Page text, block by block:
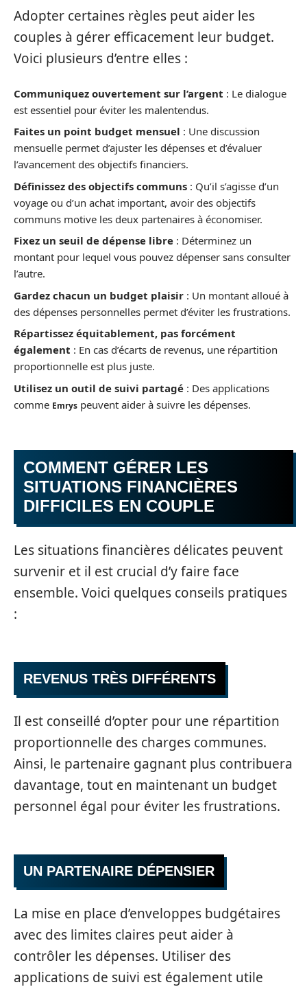
Adopter certaines règles peut aider les
couples à gérer efficacement leur budget.
Voici plusieurs d’entre elles :
Communiquez ouvertement sur l’argent : Le dialogue
est essentiel pour éviter les malentendus.
Faites un point budget mensuel : Une discussion
mensuelle permet d’ajuster les dépenses et d’évaluer
l’avancement des objectifs financiers.
Définissez des objectifs communs : Qu’il s’agisse d’un
voyage ou d’un achat important, avoir des objectifs
communs motive les deux partenaires à économiser.
Fixez un seuil de dépense libre : Déterminez un
montant pour lequel vous pouvez dépenser sans consulter
l’autre.
Gardez chacun un budget plaisir : Un montant alloué à
des dépenses personnelles permet d’éviter les frustrations.
Répartissez équitablement, pas forcément
également : En cas d’écarts de revenus, une répartition
proportionnelle est plus juste.
Utilisez un outil de suivi partagé : Des applications
comme Emrys peuvent aider à suivre les dépenses.
COMMENT GÉRER LES
SITUATIONS FINANCIÈRES
DIFFICILES EN COUPLE
Les situations financières délicates peuvent
survenir et il est crucial d’y faire face
ensemble. Voici quelques conseils pratiques
:
REVENUS TRÈS DIFFÉRENTS
Il est conseillé d’opter pour une répartition
proportionnelle des charges communes.
Ainsi, le partenaire gagnant plus contribuera
davantage, tout en maintenant un budget
personnel égal pour éviter les frustrations.
UN PARTENAIRE DÉPENSIER
La mise en place d’enveloppes budgétaires
avec des limites claires peut aider à
contrôler les dépenses. Utiliser des
applications de suivi est également utile